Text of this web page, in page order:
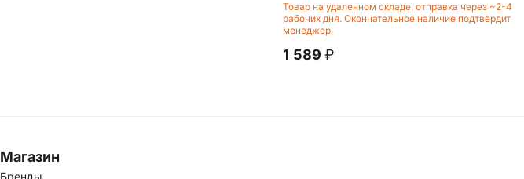
Товар на удаленном складе, отправка через ~2-4
рабочих дня. Окончательное наличие подтвердит
менеджер.
1 589 ₽
Магазин
Бренды